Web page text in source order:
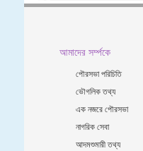
আমাদের সর্ম্পকে
পৌরসভা পরিচিতি
ভৌগলিক তথ্য
এক নজরে পৌরসভা
নাগরিক সেবা
আদমশুমারী তথ্য